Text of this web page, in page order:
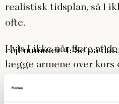
realistisk tidsplan, så I
ofte.
Fejl nummer 4: Se på
Hvis I ikke når flere af
lægge armene over kors
undskyldninger i din
ligger pænt over mål,